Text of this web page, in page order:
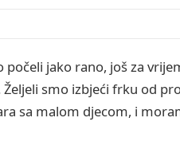
počeli jako rano, još za
smo izbjeći frku od
sa malom djecom, i